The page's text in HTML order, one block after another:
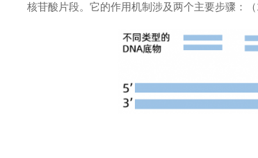
核苷酸片段。它的作用机制涉及两个主要步骤：